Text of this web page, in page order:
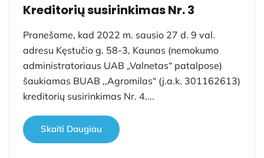
Kreditorių susirinkimas Nr. 3
Pranešame, kad 2022 m. sausio 27 d. 9 val.
adresu Kęstučio g. 58-3, Kaunas (nemokumo
administratoriaus UAB „Valnetas“ patalpose)
šaukiamas BUAB ,,Agromilas“ (j.a.k. 301162613)
kreditorių susirinkimas Nr. 4....
Skaiti Daugiau